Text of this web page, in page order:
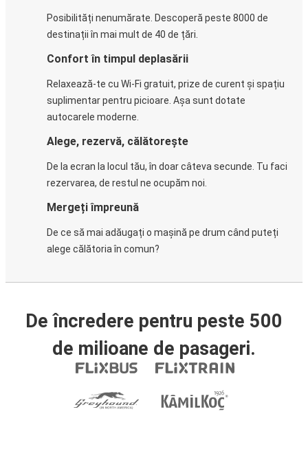
Posibilități nenumărate. Descoperă peste 8000 de
destinații în mai mult de 40 de țări.
Confort în timpul deplasării
Relaxează-te cu Wi-Fi gratuit, prize de curent și spațiu
suplimentar pentru picioare. Așa sunt dotate
autocarele moderne.
Alege, rezervă, călătorește
De la ecran la locul tău, în doar câteva secunde. Tu faci
rezervarea, de restul ne ocupăm noi.
Mergeți împreună
De ce să mai adăugați o mașină pe drum când puteți
alege călătoria în comun?
De încredere pentru peste 500
de milioane de pasageri.